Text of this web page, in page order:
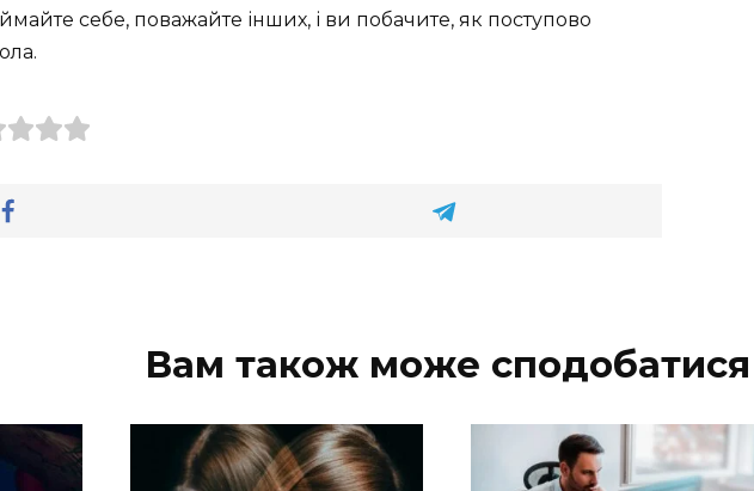
себе, поважайте інших, і ви побачите, як поступово
Вам також може сподобатися